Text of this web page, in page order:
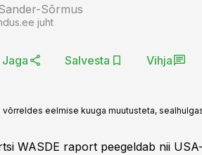
Sõrmus
juht
Jaga Salvesta Vihja
eelmise kuuga muutusteta,
WASDE raport peegeldab nii